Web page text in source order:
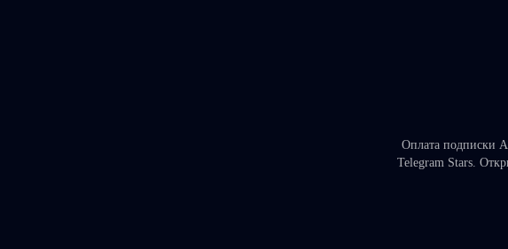
Оплата подписки
Telegram Stars.